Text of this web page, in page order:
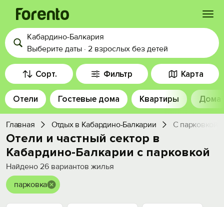
Войти
Избранное
История просмотра
Добавить свой объект
Кабардино-Балкария
Выберите даты · 2 взрослых без детей
Сорт. Фильтр Карта
Отели Гостевые дома Квартиры Дома
Главная Отдых в Кабардино-Балкарии С парковкой
Отели и частный сектор в
Кабардино-Балкарии с парковкой
Найдено 26 вариантов жилья
парковка